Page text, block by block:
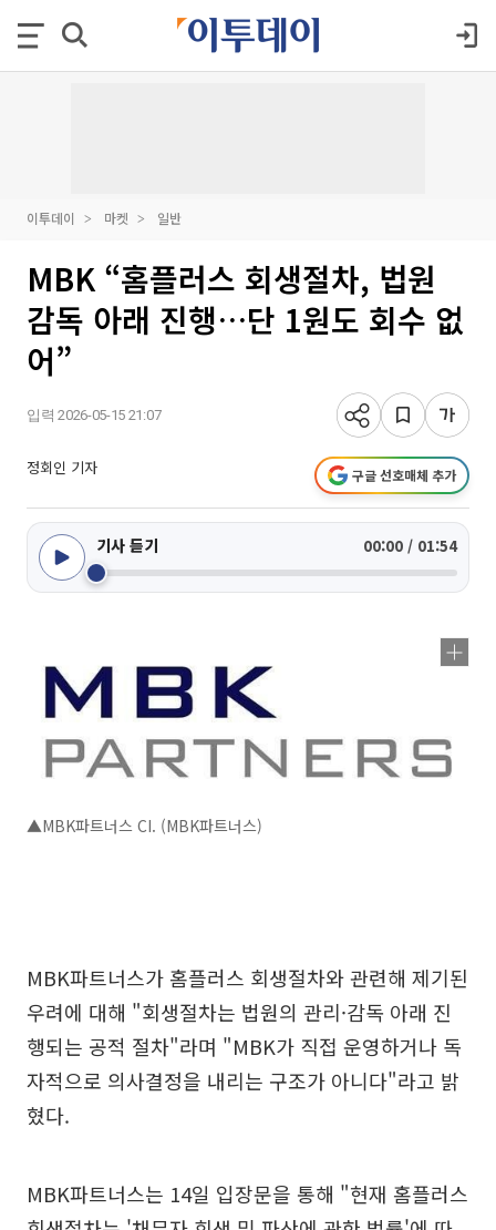
이투데이 마켓 일반
MBK “홈플러스 회생절차, 법원
감독 아래 진행…단 1원도 회수 없
어”
입력 2026-05-15 21:07
정회인 기자 구글 선호매체 추가
기사 듣기 00:00 / 01:54
▲MBK파트너스 CI. (MBK파트너스)
MBK파트너스가 홈플러스 회생절차와 관련해 제기된
우려에 대해 "회생절차는 법원의 관리·감독 아래 진
행되는 공적 절차"라며 "MBK가 직접 운영하거나 독
자적으로 의사결정을 내리는 구조가 아니다"라고 밝
혔다.
MBK파트너스는 14일 입장문을 통해 "현재 홈플러스